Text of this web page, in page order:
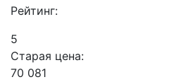
Рейтинг:
5
Старая цена:
70 081